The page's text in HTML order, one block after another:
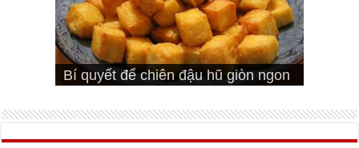
Cách pha nước mắm trộn gỏi ngon
bá cháy
Bí quyết để chiên đậu hũ giòn ngon
Cách ướp sườn non nướng ngon
đúng vị
Cách ướp thịt heo chiên ngon mềm
Bật mí cách ướp sườn cơm tấm
ngon